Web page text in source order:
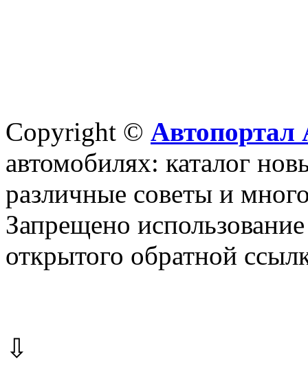
Copyright © Автопортал
автомобилях: каталог
различные советы и
Запрещено
открытого обратной
⇩